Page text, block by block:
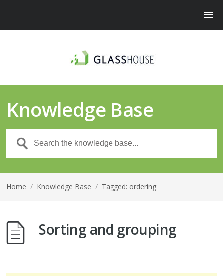
Knowledge Base
Home / Knowledge Base / Tagged: ordering
Sorting and grouping